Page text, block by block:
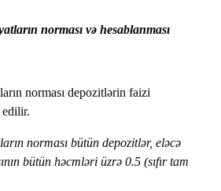
norması və hesablanması
norması depozitlərin faizi
norması bütün depozitlər, eləcə
bütün həcmləri üzrə 0.5 (sıfır tam